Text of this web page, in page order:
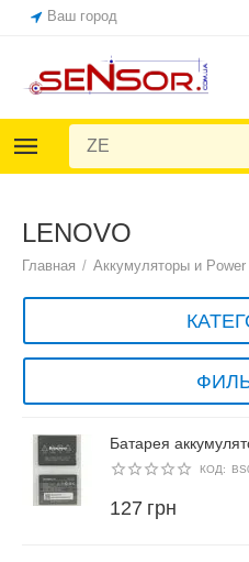
Ваш город
LENOVO
Главная / Аккумуляторы и Power
Батарея
КОД:
127 грн